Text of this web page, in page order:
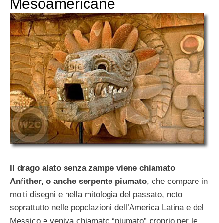
Mesoamericane
Il drago alato senza zampe viene chiamato
Anfither, o anche serpente piumato, che compare in
molti disegni e nella mitologia del passato, noto
soprattutto nelle popolazioni dell’America Latina e del
Messico e veniva chiamato “piumato” proprio per le